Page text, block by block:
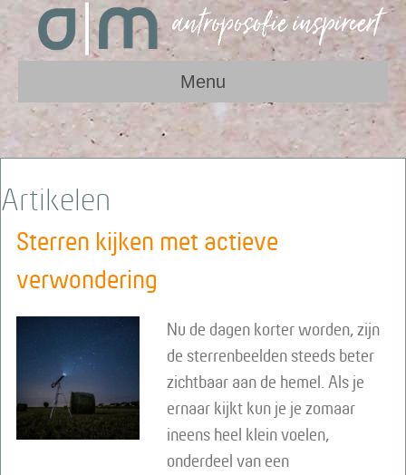
Menu
Artikelen
Sterren kijken met actieve
verwondering
Nu de dagen korter worden, zijn
de sterrenbeelden steeds beter
zichtbaar aan de hemel. Als je
ernaar kijkt kun je je zomaar
ineens heel klein voelen,
onderdeel van een